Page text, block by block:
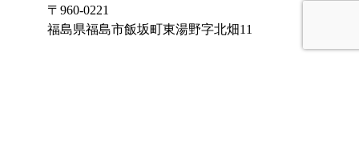
〒960-0221
福島県福島市飯坂町東湯野字北畑11